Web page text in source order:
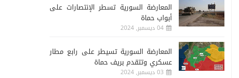
المعارضة السورية تسطر الإنتصارات على
أبواب حماة
04 ديسمبر, 2024
المعارضة السورية تسيطر على رابع مطار
عسكري وتتقدم بريف حماة
03 ديسمبر, 2024